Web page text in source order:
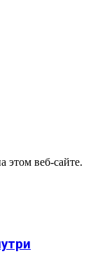
этом веб-сайте.